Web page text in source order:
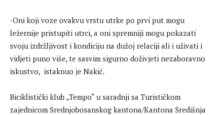
-Oni koji voze ovakvu vrstu utrke po prvi put mogu
ležernije pristupiti utrci, a oni spremniji mogu pokazati
svoju izdržljivost i kondiciju na dužoj relaciji ali i uživati i
vidjeti puno više, te sasvim sigurno doživjeti nezaboravno
iskustvo, istaknuo je Nakić.
Biciklistički klub „Tempo“ u saradnji sa Turističkom
zajednicom Srednjobosanskog kantona/Kantona Središnja